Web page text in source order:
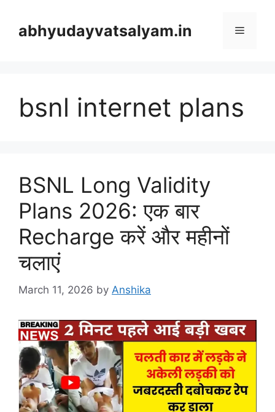
contentabhyudayvatsalyam.in Menu
bsnl internet plans
BSNL Long Validity
Plans 2026: एक बार
Recharge करें और महीनों
चलाएं
March 11, 2026 by Anshika